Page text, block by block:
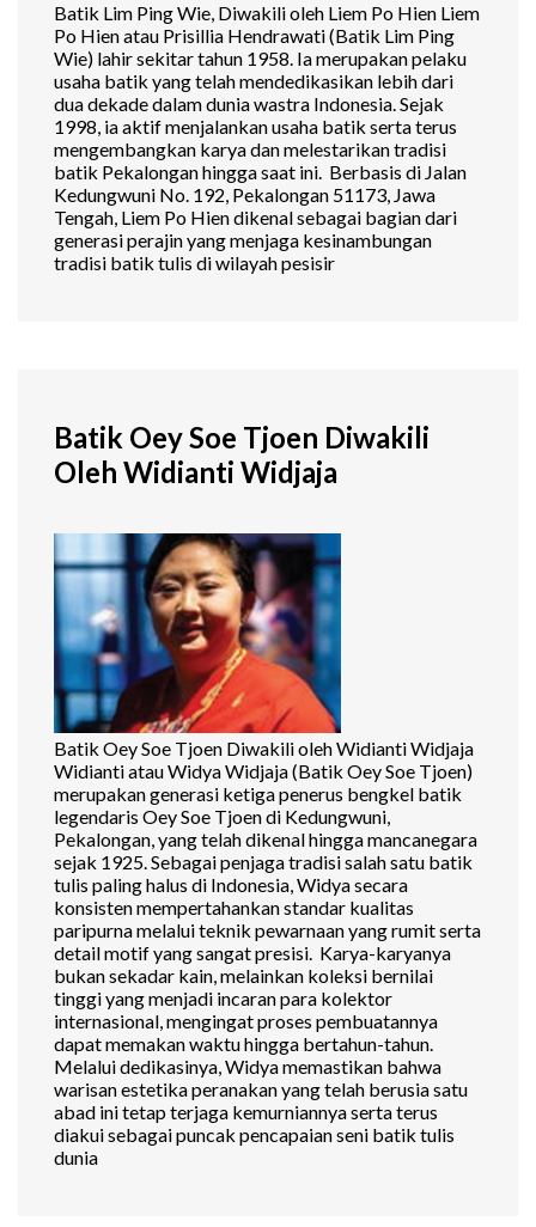
Batik Lim Ping Wie, Diwakili oleh Liem Po Hien Liem
Po Hien atau Prisillia Hendrawati (Batik Lim Ping
Wie) lahir sekitar tahun 1958. Ia merupakan pelaku
usaha batik yang telah mendedikasikan lebih dari
dua dekade dalam dunia wastra Indonesia. Sejak
1998, ia aktif menjalankan usaha batik serta terus
mengembangkan karya dan melestarikan tradisi
batik Pekalongan hingga saat ini. Berbasis di Jalan
Kedungwuni No. 192, Pekalongan 51173, Jawa
Tengah, Liem Po Hien dikenal sebagai bagian dari
generasi perajin yang menjaga kesinambungan
tradisi batik tulis di wilayah pesisir
Batik Oey Soe Tjoen Diwakili
Oleh Widianti Widjaja
Batik Oey Soe Tjoen Diwakili oleh Widianti Widjaja
Widianti atau Widya Widjaja (Batik Oey Soe Tjoen)
merupakan generasi ketiga penerus bengkel batik
legendaris Oey Soe Tjoen di Kedungwuni,
Pekalongan, yang telah dikenal hingga mancanegara
sejak 1925. Sebagai penjaga tradisi salah satu batik
tulis paling halus di Indonesia, Widya secara
konsisten mempertahankan standar kualitas
paripurna melalui teknik pewarnaan yang rumit serta
detail motif yang sangat presisi. Karya-karyanya
bukan sekadar kain, melainkan koleksi bernilai
tinggi yang menjadi incaran para kolektor
internasional, mengingat proses pembuatannya
dapat memakan waktu hingga bertahun-tahun.
Melalui dedikasinya, Widya memastikan bahwa
warisan estetika peranakan yang telah berusia satu
abad ini tetap terjaga kemurniannya serta terus
diakui sebagai puncak pencapaian seni batik tulis
dunia